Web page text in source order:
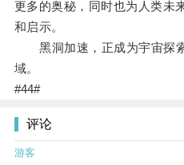
更多的奥秘，同时也为人类未
和启示。
黑洞加速，正成为宇宙探
域。
#44#
评论
游客